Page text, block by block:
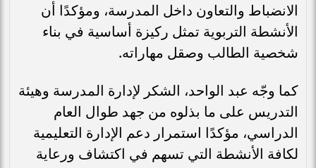
الانضباط والتعاون داخل المدرسة، ومؤكدًا أن
الأنشطة التربوية تمثل ركيزة أساسية في بناء
شخصية الطالب وصقل مهاراته.
كما وجّه عبد الواحد، الشكر لإدارة المدرسة وهيئة
التدريس على ما بذلوه من جهد طوال العام
الدراسي، مؤكدًا استمرار دعم الإدارة التعليمية
لكافة الأنشطة التي تسهم في اكتشاف ورعاية